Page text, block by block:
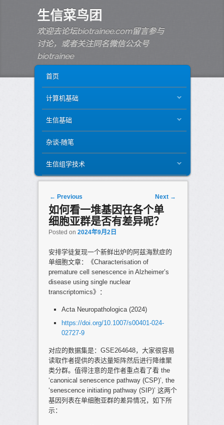
生信菜鸟团
欢迎去论坛biotrainee.com留言参与
讨论，或者关注同名微信公众号
biotrainee
SKIP TO PRIMARY CONTENT
SKIP TO SECONDARY CONTENT
首页
计算机基础
生信基础
杂谈-随笔
生信组学技术
Post navigation
← Previous Next →
如何看一堆基因在各个单
细胞亚群是否有差异呢？
Posted on 2024年9月2日
安排学徒复现一个新鲜出炉的阿兹海默症的
单细胞文章：《Characterisation of
premature cell senescence in Alzheimer’s
disease using single nuclear
transcriptomics》：
Acta Neuropathologica (2024)
https://doi.org/10.1007/s00401-024-
02727-9
对应的数据集是：GSE264648，大家很容易
读取作者提供的表达量矩阵然后进行降维聚
类分群。值得注意的是作者重点看了看 the
‘canonical senescence pathway (CSP)’, the
‘senescence initiating pathway (SIP)’ 这两个
基因列表在单细胞亚群的差异情况，如下所
示：